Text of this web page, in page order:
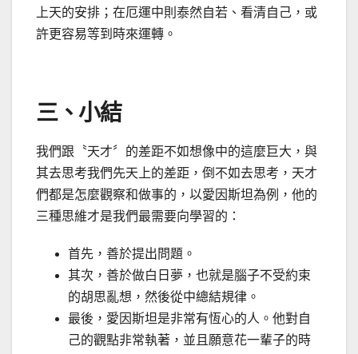
上天的安排；在厄運中則泰然自若、看清自己，或
許更容易等到時來運轉。
三、小結
我們跟〝天才〞的差距不如想像中的這麼巨大，與
其去思考我們先天上的差距，倒不如去思考，天才
們都是怎麼觀察和做事的，以愛因斯坦為例，他的
三種思維才是我們最需要向學習的：
首先，善於提出問題。
其次，善於做白日夢，也就是腦子不受約束
的胡思亂想，然後從中總結規律。
最後，愛因斯坦是非常有恆心的人。他對自
己的觀點非常執著，並且願意花一輩子的時